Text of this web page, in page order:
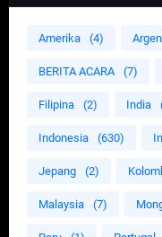
Amerika (4)
BERITA ACARA (7)
Filipina (2) India
Indonesia (630)
Jepang (2)
Malaysia (7)